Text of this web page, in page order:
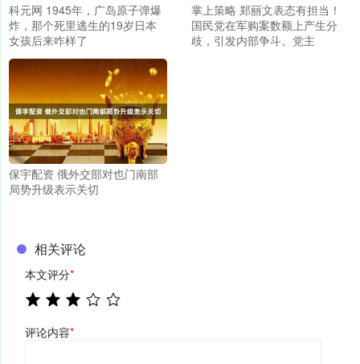
科元网 1945年，广岛原子弹爆
炸，那个死里逃生的19岁日本
女孩后来咋样了
掌上策略 郑丽文表态有担当！
国民党在军购案数额上产生分
歧，引发内部争斗。党主
保宇配资 俄外交部对也门南部
局势升级表示关切
相关评论
本文评分*
评论内容*